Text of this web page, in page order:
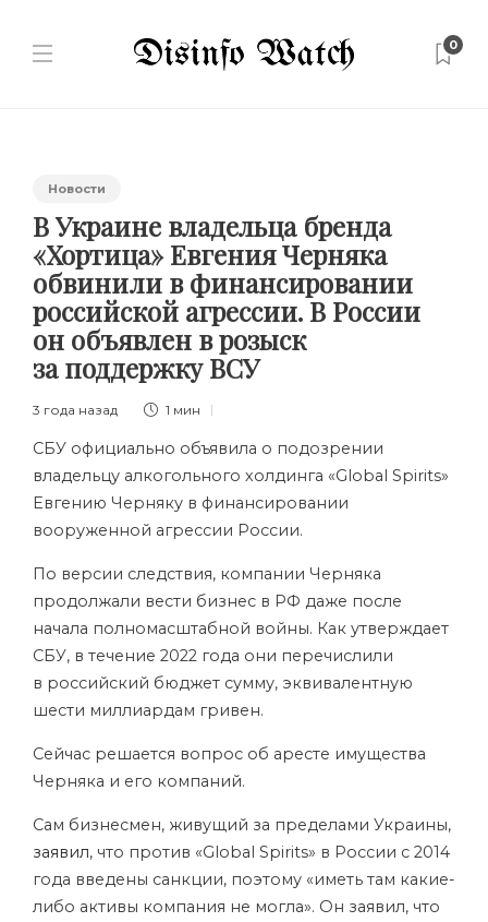
0
Новости
В Украине владельца бренда
«Хортица» Евгения Черняка
обвинили в финансировании
российской агрессии. В России
он объявлен в розыск
за поддержку ВСУ
3 года назад 1 мин
СБУ официально объявила о подозрении
владельцу алкогольного холдинга «Global Spirits»
Евгению Черняку в финансировании
вооруженной агрессии России.
По версии следствия, компании Черняка
продолжали вести бизнес в РФ даже после
начала полномасштабной войны. Как утверждает
СБУ, в течение 2022 года они перечислили
в российский бюджет сумму, эквивалентную
шести миллиардам гривен.
Сейчас решается вопрос об аресте имущества
Черняка и его компаний.
Сам бизнесмен, живущий за пределами Украины,
заявил, что против «Global Spirits» в России с 2014
года введены санкции, поэтому «иметь там какие-
либо активы компания не могла». Он заявил, что